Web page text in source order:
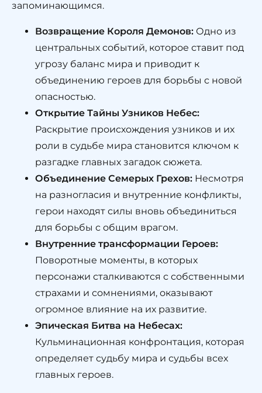
запоминающимся.
Возвращение Короля Демонов: Одно из
центральных событий, которое ставит под
угрозу баланс мира и приводит к
объединению героев для борьбы с новой
опасностью.
Открытие Тайны Узников Небес:
Раскрытие происхождения узников и их
роли в судьбе мира становится ключом к
разгадке главных загадок сюжета.
Объединение Семерых Грехов: Несмотря
на разногласия и внутренние конфликты,
герои находят силы вновь объединиться
для борьбы с общим врагом.
Внутренние трансформации Героев:
Поворотные моменты, в которых
персонажи сталкиваются с собственными
страхами и сомнениями, оказывают
огромное влияние на их развитие.
Эпическая Битва на Небесах:
Кульминационная конфронтация, которая
определяет судьбу мира и судьбы всех
главных героев.